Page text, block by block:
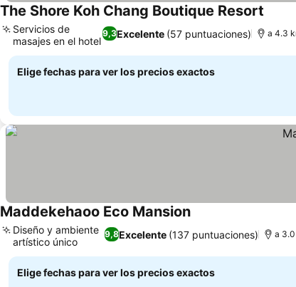
The Shore Koh Chang Boutique Resort
9,3Excelente (57 puntuaciones)
Servicios de
masajes en el hotel
a 4.3
Elige fechas para ver los precios exactos
Maddekehaoo Eco Mansion
9,8Excelente (137 puntuaciones)
Diseño y ambiente
artístico único
a
Elige fechas para ver los precios exactos